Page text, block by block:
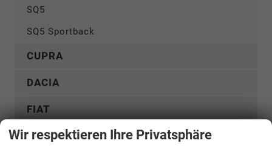
SQ5
SQ5 Sportback
CUPRA
DACIA
FIAT
FORD
Wir respektieren Ihre Privatsphäre